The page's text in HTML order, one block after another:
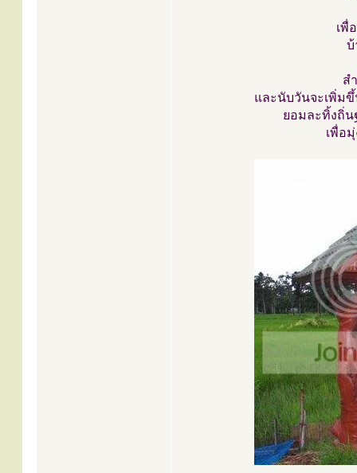
เพื่
บ้
ส
และนับวันจะเพิ่ม
ยอมละทิ้งถิ่น
เพื่อ